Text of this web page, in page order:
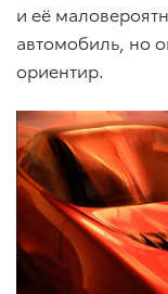
и её
автомобиль, но
ориентир.